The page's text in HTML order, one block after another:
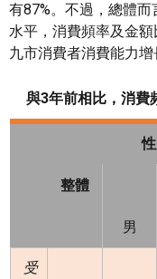
有87%。不過，總體
水平，消費頻率及金
九市消費者消費能力增
與3年前相比，消費
整體
男
受